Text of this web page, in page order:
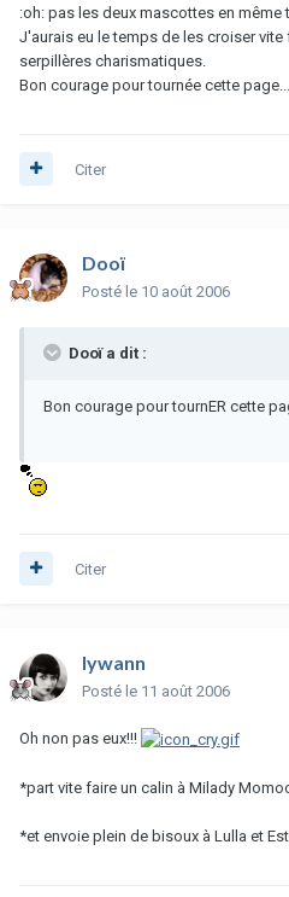
:oh: pas les deux mascottes en
J'aurais eu le temps de les croiser
serpillères charismatiques.
Bon courage pour tournée cette page...
Citer
Dooï
Posté le 10 août 2006
Dooï a dit :
Bon courage pour tournER cette
Citer
lywann
Posté le 11 août 2006
Oh non pas eux!!!
*part vite faire un calin à Milady
*et envoie plein de bisoux à Lulla et